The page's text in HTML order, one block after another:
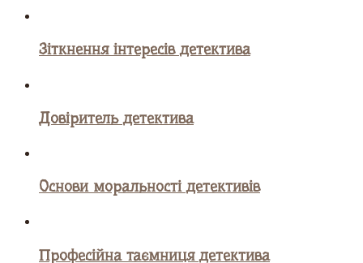
Зіткнення інтересів детектива
Довіритель детектива
Основи моральності детективів
Професійна таємниця детектива